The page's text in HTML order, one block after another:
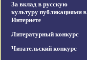
За вклад в русскую
культуру публикациями в
Интернете
Литературный конкурс
Читательский конкурс